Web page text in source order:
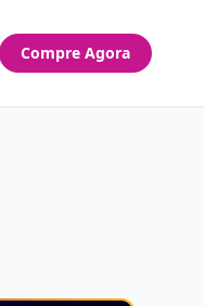
Compre Agora